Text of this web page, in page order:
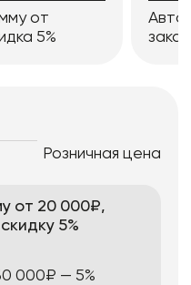
от
5%
Розничная цена
от 20 000₽,
5%
000₽ — 5%